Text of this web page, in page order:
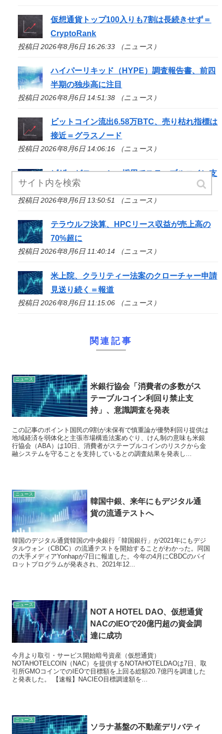
仮想通貨トップ100入りも7割は長続きせず＝
CryptoRank
投稿日 2026年8月6日 16:26:33 （ニュース）
ハイパーリキッド（HYPE）調査報告書、前四
半期の独歩高に注目
投稿日 2026年8月6日 14:51:38 （ニュース）
ビットコイン流出6.58万BTC、売り枯れ指標は
接近＝グラスノード
投稿日 2026年8月6日 14:06:16 （ニュース）
ビザ、ゼロハッシュ採用でステーブルコイン支
払い対応へ
投稿日 2026年8月6日 13:50:51 （ニュース）
テラウルフ決算、HPCリース収益が売上高の
70%超に
投稿日 2026年8月6日 11:40:14 （ニュース）
米上院、クラリティー法案のクローチャー申請
見送り続く＝報道
投稿日 2026年8月6日 11:15:06 （ニュース）
関連記事
ニュース
米銀行協会「消費者の多数がス
テーブルコイン利回り禁止支
持」、意識調査を発表
この記事のポイント国民の9割が未保有で慎重論が優勢利回り提供は
地域経済を弱体化と主張市場構造法案めぐり、けん制の意味も米銀
行協会（ABA）は10日、消費者がステーブルコインのリスクから金
融システムを守ることを支持しているとの調査結果を発表し...
ニュース
韓国中銀、来年にもデジタル通
貨の流通テストへ
韓国のデジタル通貨韓国の中央銀行「韓国銀行」が2021年にもデジ
タルウォン（CBDC）の流通テストを開始することがわかった。同国
の大手メディアYonhapが7日に報道した。今年の4月にCBDCのパイ
ロットプログラムが発表され、2021年12...
ニュース
NOT A HOTEL DAO、仮想通貨
NACのIEOで20億円超の資金調
達に成功
今月より取引・サービス開始暗号資産（仮想通貨）
NOTAHOTELCOIN（NAC）を提供するNOTAHOTELDAOは7日、取
引所GMOコインでのIEOで目標額を上回る総額20.7億円を調達した
と発表した。 【速報】NACIEO目標調達額を...
ニュース
ソラナ基盤の不動産デリバティ